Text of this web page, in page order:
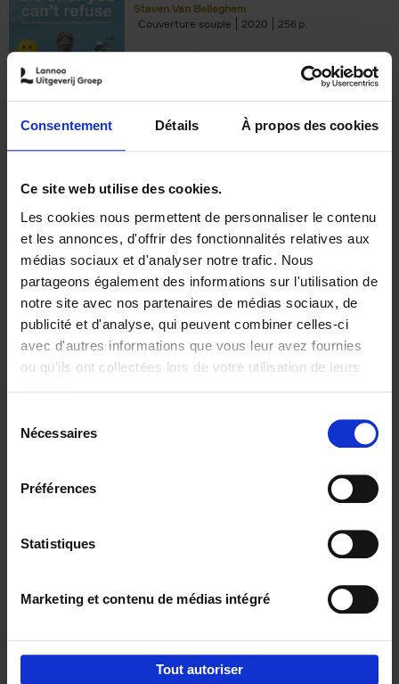
Consentement Détails À propos des cookies
Ce site web utilise des cookies.
Les cookies nous permettent de personnaliser le contenu
et les annonces, d'offrir des fonctionnalités relatives aux
médias sociaux et d'analyser notre trafic. Nous
partageons également des informations sur l'utilisation de
notre site avec nos partenaires de médias sociaux, de
publicité et d'analyse, qui peuvent combiner celles-ci
avec d'autres informations que vous leur avez fournies
ou qu'ils ont collectées lors de votre utilisation de leurs
Nécessaires
Préférences
Statistiques
Marketing et contenu de médias intégré
Tout autoriser
Steven Van Belleghem
Couverture souple
2020 256
€37,50
Building Bonds = Building
Business
Jochen Roef Jozefien De Feyter
Carolien Boom
Couverture souple
2025 200
€29,99
Digital marketing like a PRO -
completely revised edition (EN)